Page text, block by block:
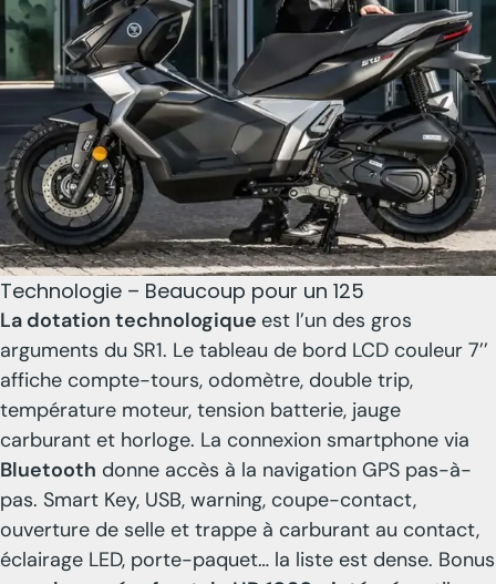
Technologie – Beaucoup pour un 125
La dotation technologique est l’un des gros
arguments du SR1. Le tableau de bord LCD couleur 7’’
affiche compte-tours, odomètre, double trip,
température moteur, tension batterie, jauge
carburant et horloge. La connexion smartphone via
Bluetooth donne accès à la navigation GPS pas-à-
pas. Smart Key, USB, warning, coupe-contact,
ouverture de selle et trappe à carburant au contact,
éclairage LED, porte-paquet… la liste est dense. Bonus